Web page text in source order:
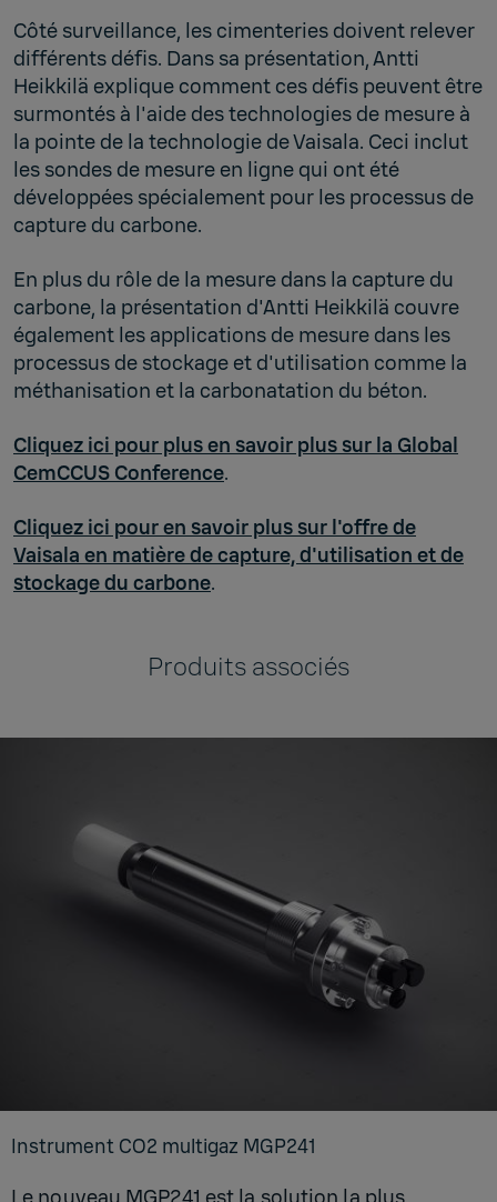
Côté surveillance, les cimenteries doivent relever
différents défis. Dans sa présentation, Antti
Heikkilä explique comment ces défis peuvent être
surmontés à l'aide des technologies de mesure à
la pointe de la technologie de Vaisala. Ceci inclut
les sondes de mesure en ligne qui ont été
développées spécialement pour les processus de
capture du carbone.
En plus du rôle de la mesure dans la capture du
carbone, la présentation d'Antti Heikkilä couvre
également les applications de mesure dans les
processus de stockage et d'utilisation comme la
méthanisation et la carbonatation du béton.
Cliquez ici pour plus en savoir plus sur la Global
CemCCUS Conference.
Cliquez ici pour en savoir plus sur l'offre de
Vaisala en matière de capture, d'utilisation et de
stockage du carbone.
Produits associés
Ins­tru­ment CO2 mul­ti­gaz MGP241